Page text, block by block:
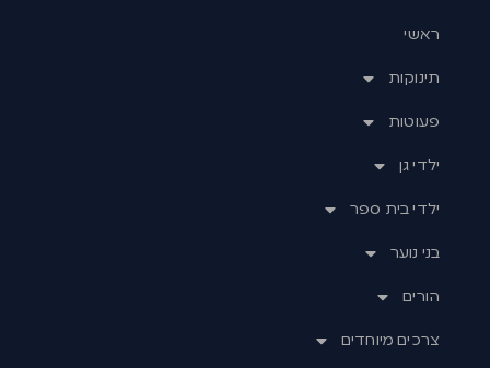
ראשי
תינוקות
פעוטות
ילדי גן
ילדי בית ספר
בני נוער
הורים
צרכים מיוחדים